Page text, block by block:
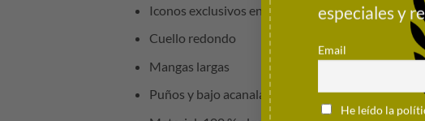
especiales y
Email
He leído la
Iconos exclusivos en la espalda
Cuello redondo
Mangas largas
Puños y bajo acanalados